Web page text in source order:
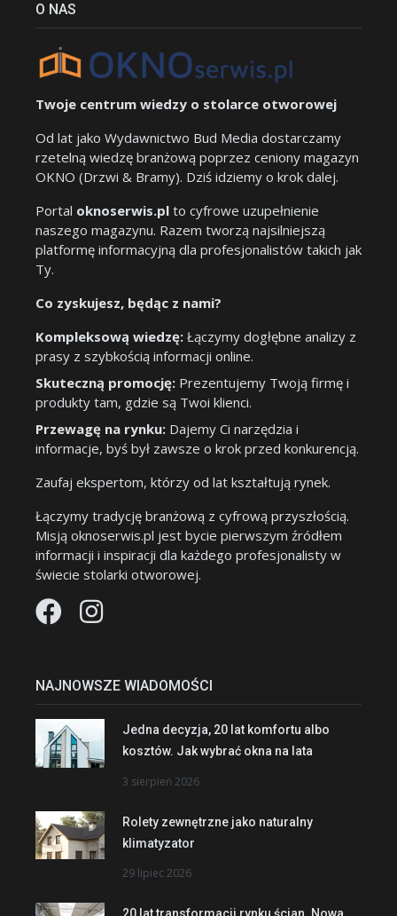
O NAS
Twoje centrum wiedzy o stolarce otworowej
Od lat jako Wydawnictwo Bud Media dostarczamy
rzetelną wiedzę branżową poprzez ceniony magazyn
OKNO (Drzwi & Bramy). Dziś idziemy o krok dalej.
Portal oknoserwis.pl to cyfrowe uzupełnienie
naszego magazynu. Razem tworzą najsilniejszą
platformę informacyjną dla profesjonalistów takich jak
Ty.
Co zyskujesz, będąc z nami?
Kompleksową wiedzę: Łączymy dogłębne analizy z
prasy z szybkością informacji online.
Skuteczną promocję: Prezentujemy Twoją firmę i
produkty tam, gdzie są Twoi klienci.
Przewagę na rynku: Dajemy Ci narzędzia i
informacje, byś był zawsze o krok przed konkurencją.
Zaufaj ekspertom, którzy od lat kształtują rynek.
Łączymy tradycję branżową z cyfrową przyszłością.
Misją oknoserwis.pl jest bycie pierwszym źródłem
informacji i inspiracji dla każdego profesjonalisty w
świecie stolarki otworowej.
NAJNOWSZE WIADOMOŚCI
Jedna decyzja, 20 lat komfortu albo
kosztów. Jak wybrać okna na lata
3 sierpień 2026
Rolety zewnętrzne jako naturalny
klimatyzator
29 lipiec 2026